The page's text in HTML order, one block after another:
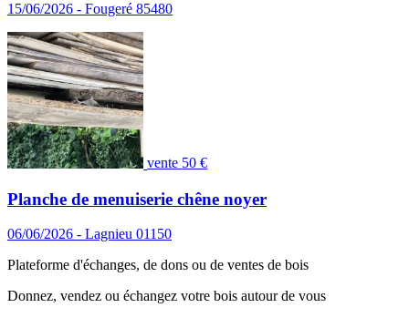
15/06/2026 - Fougeré 85480
vente 50 €
Planche de menuiserie chêne noyer
06/06/2026 - Lagnieu 01150
Plateforme d'échanges, de dons ou de ventes de bois
Donnez, vendez ou échangez votre bois autour de vous